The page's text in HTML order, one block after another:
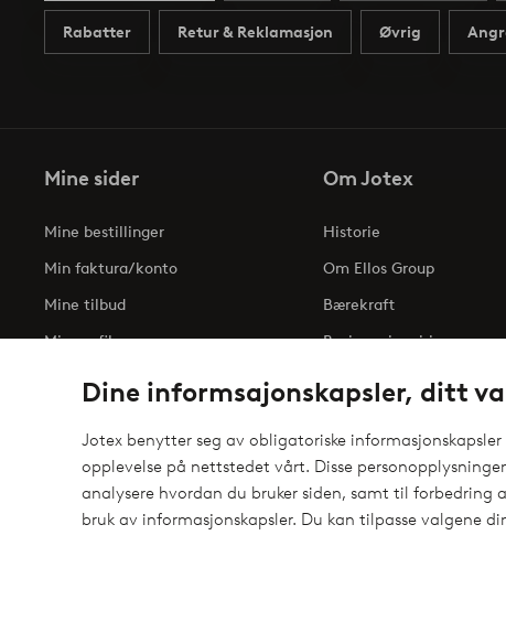
Dine informsajonskapsler, ditt
Jotex benytter seg av obligatoriske
opplevelse på nettstedet vårt. Disse
analysere hvordan du bruker siden, samt til forbedring
bruk av informasjonskapsler. Du kan tilpasse valgene
Rabatter Retur & Reklamasjon Øvrig
Mine sider
Mine bestillinger
Min faktura/konto
Mine tilbud
Min profil
Om Jotex
Historie
Om Ellos Group
Bærekraft
Business inquiries
Tilgjengelighetserklæring
Sikre betalinger - Betal direkte eller del opp
Vil du vite mer om våre betalingsalternativer elpy